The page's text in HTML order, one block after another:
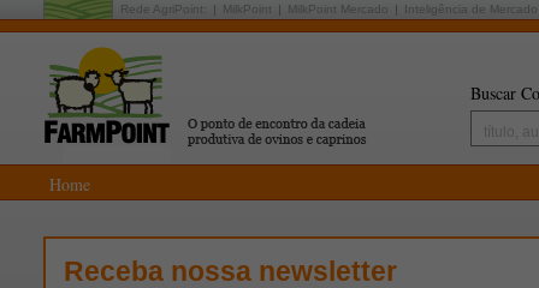
Rede AgriPoint: MilkPoint MilkPoint Mercado Inteligência de Mercado
Buscar
Home
Receba nossa newsletter